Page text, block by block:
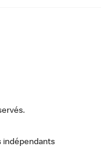
indépendants